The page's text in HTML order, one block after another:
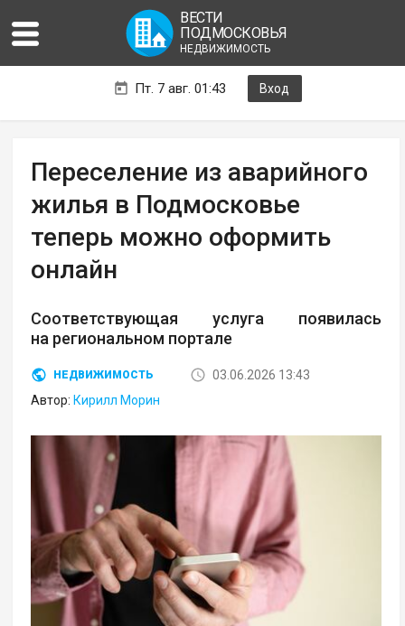
ВЕСТИ
ПОДМОСКОВЬЯ
НЕДВИЖИМОСТЬ
Пт. 7 авг. 01:43 Вход
Переселение из аварийного
жилья в Подмосковье
теперь можно оформить
онлайн
Соответствующая услуга появилась
на региональном портале
НЕДВИЖИМОСТЬ
03.06.2026 13:43
Автор: Кирилл Морин